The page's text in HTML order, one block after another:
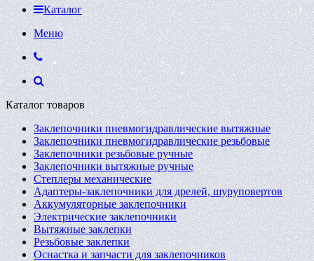
Каталог
Меню
Каталог товаров
Заклепочники пневмогидравлические вытяжные
Заклепочники пневмогидравлические резьбовые
Заклепочники резьбовые ручные
Заклепочники вытяжные ручные
Степлеры механические
Адаптеры-заклепочники для дрелей, шуруповертов
Аккумуляторные заклепочники
Электрические заклепочники
Вытяжные заклепки
Резьбовые заклепки
Оснастка и запчасти для заклепочников